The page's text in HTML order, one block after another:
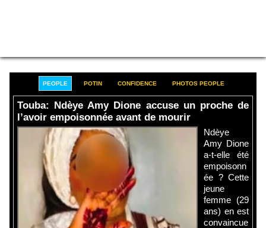
PEOPLE POTIN CONFIDENCE PHOTOS PEOPLE
Touba: Ndèye Amy Dione accuse un proche de
l’avoir empoisonnée avant de mourir
Ndèye
Amy Dione
a-t-elle été
empoisonn
ée ? Cette
jeune
femme (29
ans) en est
convaincue